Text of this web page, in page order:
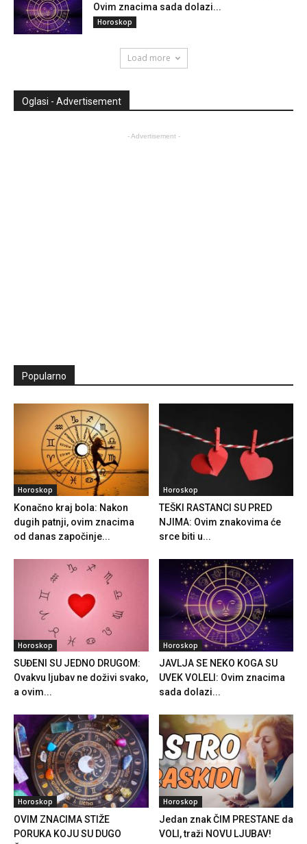
Ovim znacima sada dolazi...
Horoskop
Load more
Oglasi - Advertisement
- Advertisement -
Popularno
Horoskop
Konačno kraj bola: Nakon
dugih patnji, ovim znacima
od danas započinje...
Horoskop
TEŠKI RASTANCI SU PRED
NJIMA: Ovim znakovima će
srce biti u...
Horoskop
SUĐENI SU JEDNO DRUGOM:
Ovakvu ljubav ne doživi svako,
a ovim...
Horoskop
JAVLJA SE NEKO KOGA SU
UVEK VOLELI: Ovim znacima
sada dolazi...
Horoskop
OVIM ZNACIMA STIŽE
PORUKA KOJU SU DUGO
Horoskop
Jedan znak ČIM PRESTANE da
VOLI, traži NOVU LJUBAV!